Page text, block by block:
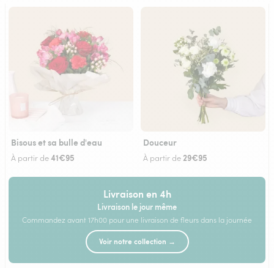
Bisous et sa bulle d'eau
À partir de41€95
Douceur
À partir de 29€95
Livraison en 4h
Livraison le jour même
Commandez avant 17h00 pour une livraison de fleurs dans la journée
Voir notre collection →